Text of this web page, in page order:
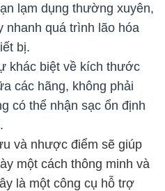
lạm dụng thường xuyên,
nhanh quá trình lão hóa
bị.
khác biệt về kích thước
các hãng, không phải
có thể nhận sạc ổn định
và nhược điểm sẽ giúp
một cách thông minh và
là một công cụ hỗ trợ